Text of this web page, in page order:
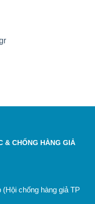
& CHỐNG HÀNG GIẢ
chống hàng giả TP